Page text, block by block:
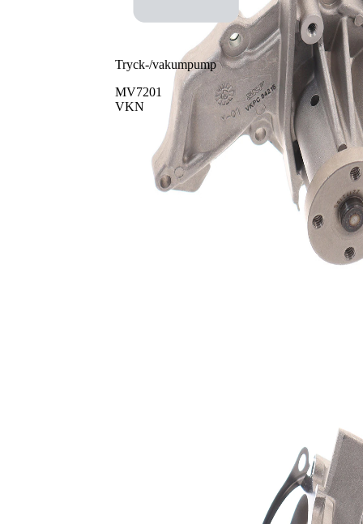
Tryck-/vakumpump
MV7201
VKN